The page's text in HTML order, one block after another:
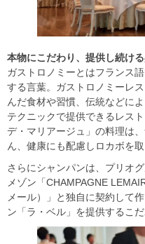
本物にこだわり、提供し続け
ガストロノミーとはフランス
する言葉。ガストロノミーレ
んだ食材や習慣、伝統などに
テクニックで提供できるレス
デ・マリアージュ」の料理は
ん、健康にも配慮しロカボを取
さらにシャンパンは、プリオ
メゾン「CHAMPAGNE
メール）」と独自に契約して
ン「ラ・ベル」を提供するこだ